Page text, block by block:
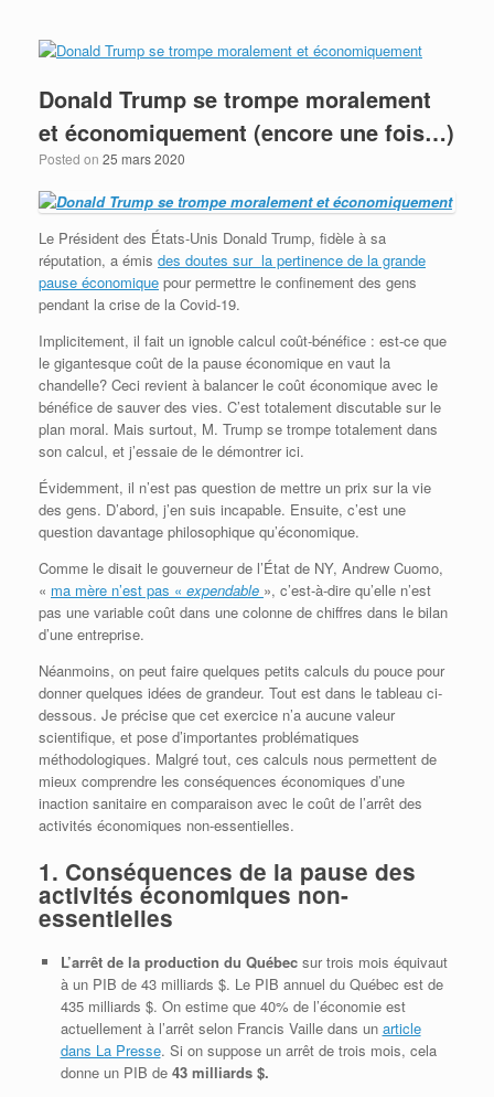
Donald Trump se trompe moralement
et économiquement (encore une fois…)
Posted on 25 mars 2020
Le Président des États-Unis Donald Trump, fidèle à sa
réputation, a émis des doutes sur la pertinence de la grande
pause économique pour permettre le confinement des gens
pendant la crise de la Covid-19.
Implicitement, il fait un ignoble calcul coût-bénéfice : est-ce que
le gigantesque coût de la pause économique en vaut la
chandelle? Ceci revient à balancer le coût économique avec le
bénéfice de sauver des vies. C’est totalement discutable sur le
plan moral. Mais surtout, M. Trump se trompe totalement dans
son calcul, et j’essaie de le démontrer ici.
Évidemment, il n’est pas question de mettre un prix sur la vie
des gens. D’abord, j’en suis incapable. Ensuite, c’est une
question davantage philosophique qu’économique.
Comme le disait le gouverneur de l’État de NY, Andrew Cuomo,
« ma mère n’est pas « expendable », c’est-à-dire qu’elle n’est
pas une variable coût dans une colonne de chiffres dans le bilan
d’une entreprise.
Néanmoins, on peut faire quelques petits calculs du pouce pour
donner quelques idées de grandeur. Tout est dans le tableau ci-
dessous. Je précise que cet exercice n’a aucune valeur
scientifique, et pose d’importantes problématiques
méthodologiques. Malgré tout, ces calculs nous permettent de
mieux comprendre les conséquences économiques d’une
inaction sanitaire en comparaison avec le coût de l’arrêt des
activités économiques non-essentielles.
1. Conséquences de la pause des
activités économiques non-
essentielles
L’arrêt de la production du Québecsur trois mois équivaut
à un PIB de 43 milliards $. Le PIB annuel du Québec est de
435 milliards $. On estime que 40% de l’économie est
actuellement à l’arrêt selon Francis Vaille dans un article
dans La Presse. Si on suppose un arrêt de trois mois, cela
donne un PIB de 43 milliards $.